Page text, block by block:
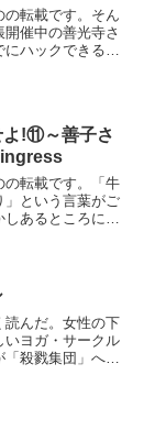
転載です。そん
催中の善光寺さ
にハックできる
よ!⑪～善子さ
の転載です。「牛
」という言葉がご
あるところに、
ケ...
読んだ。女性の下
いヨガ・サークル
殺戮集団」へと